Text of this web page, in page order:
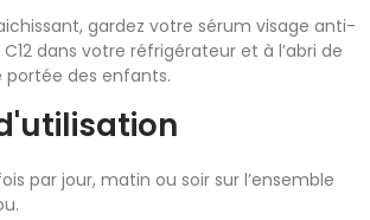
gardez votre sérum visage anti-
dans votre réfrigérateur et à l’abri de
portée des enfants.
par jour, matin ou soir sur l’ensemble